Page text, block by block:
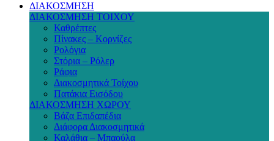
ΔΙΑΚΟΣΜΗΣΗ
ΔΙΑΚΟΣΜΗΣΗ ΤΟΙΧΟΥ
Καθρέπτες
Πίνακες – Κορνίζες
Ρολόγια
Στόρια – Ρόλερ
Ράφια
Διακοσμητικά Τοίχου
Πατάκια Εισόδου
ΔΙΑΚΟΣΜΗΣΗ ΧΩΡΟΥ
Βάζα Επιδαπέδια
Διάφορα Διακοσμητικά
Καλάθια – Μπαούλα